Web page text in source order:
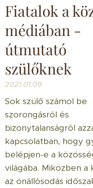
Fiatalok a
médiában -
útmutató
szülőknek
2021.01.09
Sok szülő számol be
szorongásról és
bizonytalanságról
kapcsolatban, hogy
belépjen-e a
világába. Miközben a
az önállósodás